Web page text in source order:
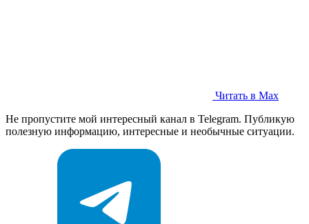
Читать в Max
Не пропустите мой интересный канал в Telegram. Публикую
полезную информацию, интересные и необычные ситуации.